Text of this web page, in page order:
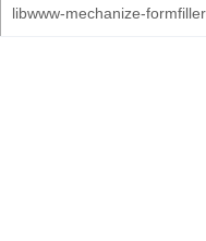
libwww-mechanize-